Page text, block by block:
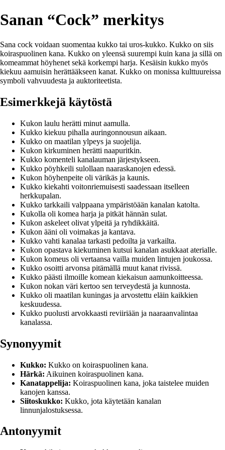
Sanan “Cock” merkitys
Sana cock voidaan suomentaa kukko tai uros-kukko. Kukko on siis
koiraspuolinen kana. Kukko on yleensä suurempi kuin kana ja sillä on
komeammat höyhenet sekä korkempi harja. Kesäisin kukko myös
kiekuu aamuisin herättääkseen kanat. Kukko on monissa kulttuureissa
symboli vahvuudesta ja auktoriteetista.
Esimerkkejä käytöstä
Kukon laulu herätti minut aamulla.
Kukko kiekuu pihalla auringonnousun aikaan.
Kukko on maatilan ylpeys ja suojelija.
Kukon kirkuminen herätti naapuritkin.
Kukko komenteli kanalauman järjestykseen.
Kukko pöyhkeili sulollaan naaraskanojen edessä.
Kukon höyhenpeite oli värikäs ja kaunis.
Kukko kiekahti voitonriemuisesti saadessaan itselleen
herkkupalan.
Kukko tarkkaili valppaana ympäristöään kanalan katolta.
Kukolla oli komea harja ja pitkät hännän sulat.
Kukon askeleet olivat ylpeitä ja ryhdikkäitä.
Kukon ääni oli voimakas ja kantava.
Kukko vahti kanalaa tarkasti pedoilta ja varkailta.
Kukon opastava kiekuminen kutsui kanalan asukkaat aterialle.
Kukon komeus oli vertaansa vailla muiden lintujen joukossa.
Kukko osoitti arvonsa pitämällä muut kanat rivissä.
Kukko päästi ilmoille komean kiekaisun aamunkoitteessa.
Kukon nokan väri kertoo sen terveydestä ja kunnosta.
Kukko oli maatilan kuningas ja arvostettu eläin kaikkien
keskuudessa.
Kukko puolusti arvokkaasti reviiriään ja naaraanvalintaa
kanalassa.
Synonyymit
Kukko: Kukko on koiraspuolinen kana.
Härkä: Aikuinen koiraspuolinen kana.
Kanatappelija: Koiraspuolinen kana, joka taistelee muiden
kanojen kanssa.
Siitoskukko: Kukko, jota käytetään kanalan
linnunjalostuksessa.
Antonyymit